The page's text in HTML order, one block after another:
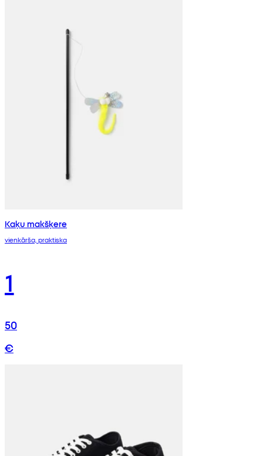
Kaķu makšķere
vienkārša, praktiska
1
50
€